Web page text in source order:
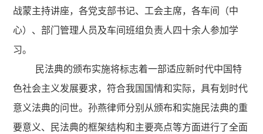
战蒙主持讲座，各党支部书记、工会主席，各车间（中
心）、部门管理人员及车间班组负责人四十余人参加学
习。
民法典的颁布实施将标志着一部适应新时代中国特
色社会主义发展要求，符合我国国情和实际，具有划时代
意义法典的问世。孙燕律师分别从颁布和实施民法典的重
要意义、民法典的框架结构和主要亮点等方面进行了全面